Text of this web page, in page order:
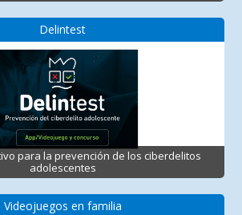
Delintest
para la prevención de los ciberdelitos
adolescentes
Videojuegos en familia